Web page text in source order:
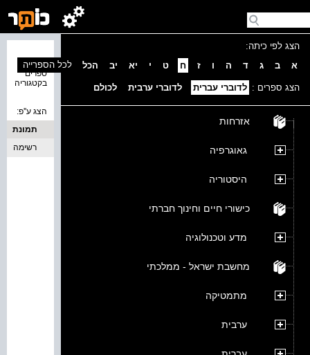
הצג לפי כיתה:
א
ב ג ד ה ו ז ח ט י יא יב הכל
הצג ספרים : לדוברי עברית לדוברי ערבית לכולם
אזרחות
גאוגרפיה
היסטוריה
כישורי חיים וחינוך חברתי
מדע וטכנולוגיה
מחשבת ישראל - ממלכתי
מתמטיקה
ערבית
ספרים
בקטגוריה
לכל הספרייה
הצג ע''פ:
תמונת
כריכה
רשימה